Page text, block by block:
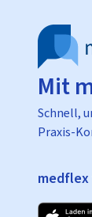
Mit
Schnell,
Praxis-
medflex